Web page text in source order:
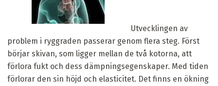
Utvecklingen av
problem i ryggraden passerar genom flera steg. Först
börjar skivan, som ligger mellan de två kotorna, att
förlora fukt och dess dämpningsegenskaper. Med tiden
förlorar den sin höjd och elasticitet. Det finns en ökning